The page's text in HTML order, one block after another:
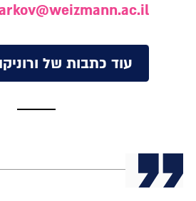
עוד כתבות של